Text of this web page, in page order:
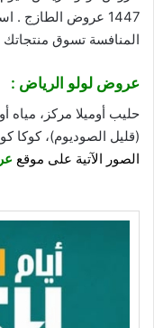
1447 عروض الطازج . استعد لخصومات
المنافسة تسوق منتجاتك
عروض لولو الرياض :
حليب أوميلا مركز، مياه
(قليل الصوديوم)، كوكا
الصور الآتية على موقع